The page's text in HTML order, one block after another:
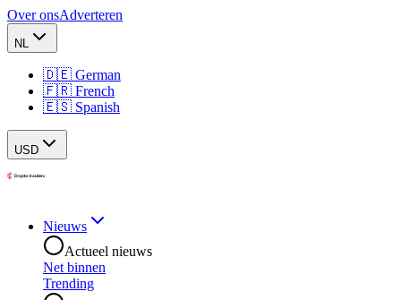
Over onsAdverteren
NL
🇩🇪 German
🇫🇷 French
🇪🇸 Spanish
USD
Nieuws
Actueel nieuws
Net binnen
Trending